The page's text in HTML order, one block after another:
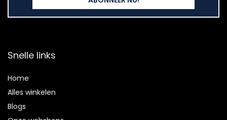
Snelle links
Home
Alles winkelen
Blogs